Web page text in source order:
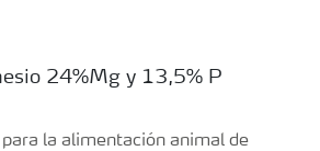
24%Mg y 13,5% P
la alimentación animal de